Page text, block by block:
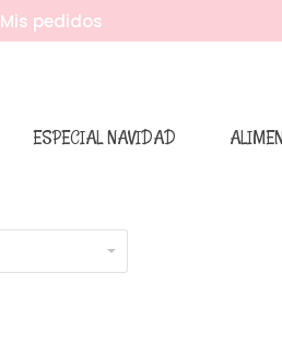
Mis pedidos
ESPECIAL NAVIDAD